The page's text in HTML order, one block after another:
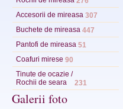
Accesorii de mireasa 307
Buchete de mireasa 447
Pantofi de mireasa 51
Coafuri mirese 90
Tinute de ocazie /
Rochii de seara
231
Galerii foto